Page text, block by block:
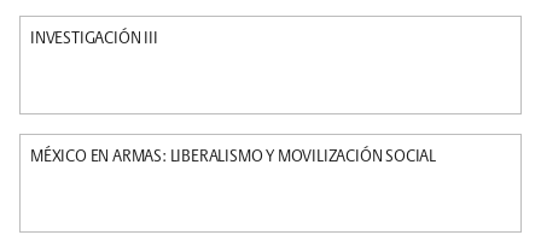
INVESTIGACIÓN III
MÉXICO EN ARMAS: LIBERALISMO Y MOVILIZACIÓN SOCIAL